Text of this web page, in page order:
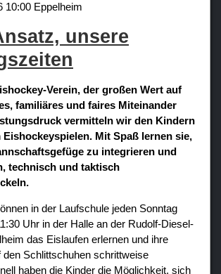
10:00Eppelheim
unsere
Verein, der großen Wert auf
familiäres und faires Miteinander
vermitteln wir den Kindern
Eishockeyspielen. Mit Spaß lernen sie,
zu integrieren und
technisch und taktisch
in der Laufschule jeden Sonntag
Uhr in der Halle an der Rudolf-Diesel-
das Eislaufen erlernen und ihre
den Schlittschuhen schrittweise
haben die Kinder die Möglichkeit, sich